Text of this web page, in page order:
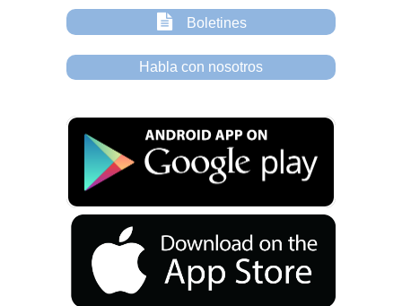
Boletines
Habla con nosotros